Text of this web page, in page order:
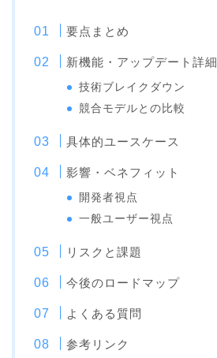
要点まとめ
新機能・アップデート詳細
技術ブレイクダウン
競合モデルとの比較
具体的ユースケース
影響・ベネフィット
開発者視点
一般ユーザー視点
リスクと課題
今後のロードマップ
よくある質問
参考リンク